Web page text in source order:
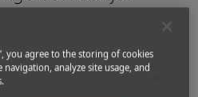
you agree to the storing of cookies
analyze site usage, and